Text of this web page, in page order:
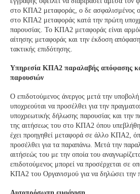
στο ΚΠΑ2 μεταφοράς, ο δε ασφαλισμένος
στο ΚΠΑ2 μεταφοράς κατά την πρώτη
παρουσίας. Το ΚΠΑ2 μεταφοράς είναι
αίτησης μεταφοράς και την έκδοση
τακτικής επιδότησης.
Υπηρεσία ΚΠΑ2 παραλαβής απόφασης
παρουσιών
Ο επιδοτούμενος άνεργος μετά την
υποχρεούται να προσέλθει για την
υποχρεωτικής δήλωσης παρουσίας και την
της αιτήσεως του στο ΚΠΑ2 όπου
έχει προηγηθεί μεταφορά σε άλλο ΚΠΑ2,
προσέλθει για τα παραπάνω. Μετά την
αιτήσεώς του με την οποία του
επιδοτούμενος μπορεί να προσέρχεται σε
ΚΠΑ2 του Οργανισμού για να δηλώσει την